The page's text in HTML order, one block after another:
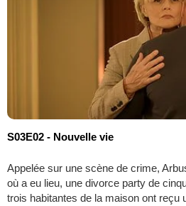
S03E02 - Nouvelle vie
Appelée sur une scène de crime,
où a eu lieu, une divorce party de
trois habitantes de la maison ont reçu